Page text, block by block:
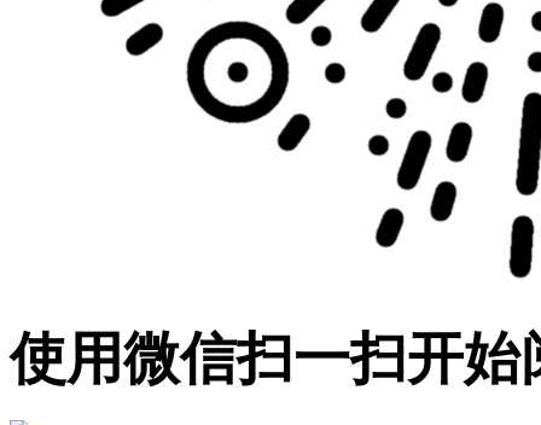
使用微信扫一扫开始